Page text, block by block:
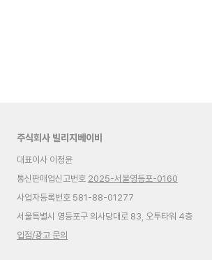
주식회사 빌리지베이비
대표이사 이정윤
통신판매업신고번호 2025-서울영등포-0160
사업자등록번호 581-88-01277
서울특별시 영등포구 의사당대로 83, 오투타워 4층
입점/광고 문의